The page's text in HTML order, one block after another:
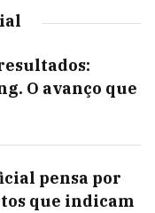
O avanço que
pensa por
que indicam